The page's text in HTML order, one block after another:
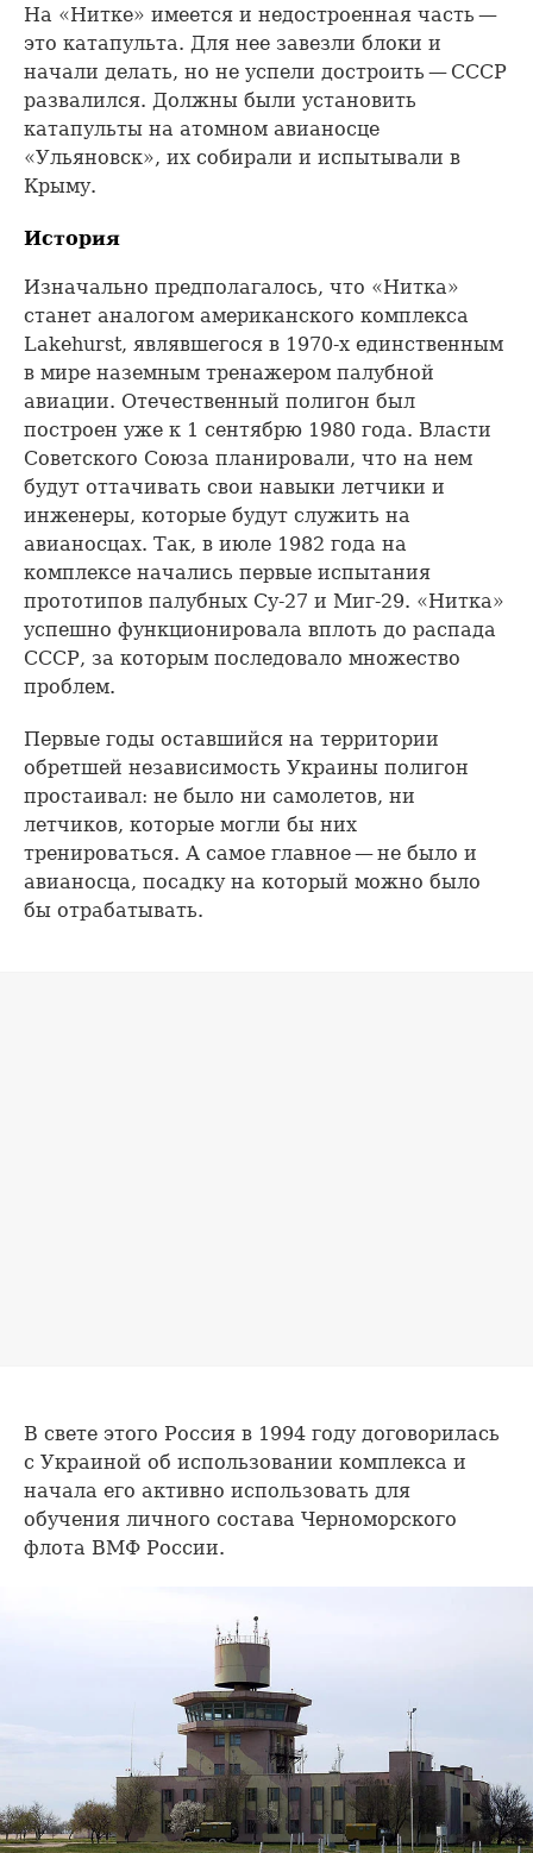
На «Нитке» имеется и недостроенная часть —
это катапульта. Для нее завезли блоки и
начали делать, но не успели достроить — СССР
развалился. Должны были установить
катапульты на атомном авианосце
«Ульяновск», их собирали и испытывали в
Крыму.
История
Изначально предполагалось, что «Нитка»
станет аналогом американского комплекса
Lakehurst, являвшегося в 1970-х единственным
в мире наземным тренажером палубной
авиации. Отечественный полигон был
построен уже к 1 сентябрю 1980 года. Власти
Советского Союза планировали, что на нем
будут оттачивать свои навыки летчики и
инженеры, которые будут служить на
авианосцах. Так, в июле 1982 года на
комплексе начались первые испытания
прототипов палубных Су-27 и Миг-29. «Нитка»
успешно функционировала вплоть до распада
СССР, за которым последовало множество
проблем.
Первые годы оставшийся на территории
обретшей независимость Украины полигон
простаивал: не было ни самолетов, ни
летчиков, которые могли бы них
тренироваться. А самое главное — не было и
авианосца, посадку на который можно было
бы отрабатывать.
В свете этого Россия в 1994 году договорилась
с Украиной об использовании комплекса и
начала его активно использовать для
обучения личного состава Черноморского
флота ВМФ России.